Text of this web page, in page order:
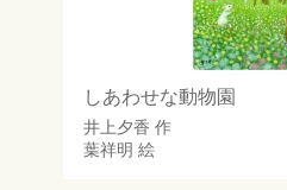
しあわせな動物園
井上夕香 作
葉祥明 絵